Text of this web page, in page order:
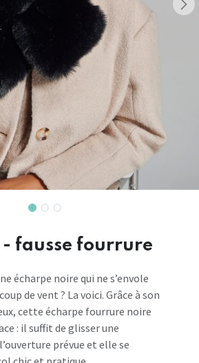
- fausse fourrure
écharpe noire qui ne s’envole
de vent ? La voici. Grâce à son
cette écharpe fourrure noire
: il suffit de glisser une
prévue et elle se